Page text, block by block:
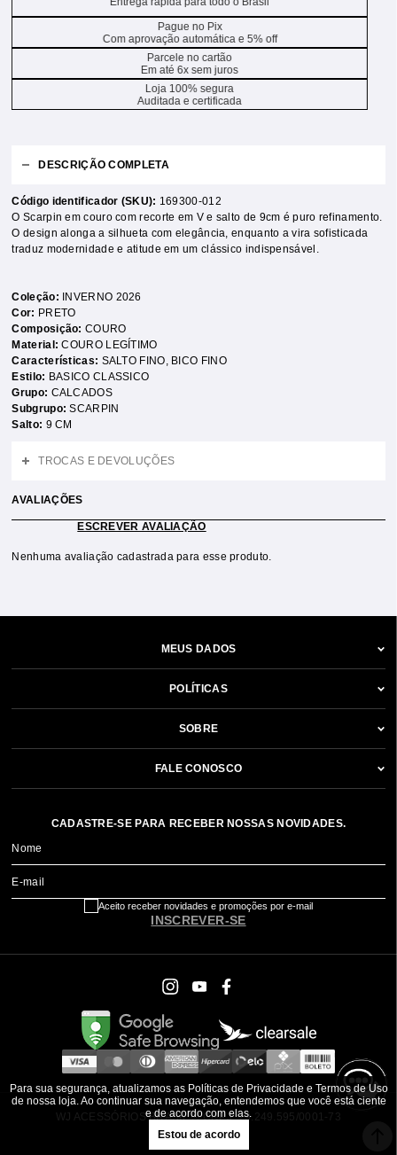
Pague no Pix
Com aprovação automática e 5% off
Parcele no cartão
Em até 6x sem juros
Loja 100% segura
Auditada e certificada
DESCRIÇÃO COMPLETA
Código identificador (SKU): 169300-012
O Scarpin em couro com recorte em V e salto de 9cm é puro refinamento.
O design alonga a silhueta com elegância, enquanto a vira sofisticada
traduz modernidade e atitude em um clássico indispensável.
Coleção:
INVERNO 2026
Cor: PRETO
Composição:COURO
Material:COURO LEGÍTIMO
Características: SALTO FINO, BICO FINO
Estilo: BASICO CLASSICO
Grupo: CALCADOS
Subgrupo:SCARPIN
Salto: 9 CM
TROCAS E DEVOLUÇÕES
AVALIAÇÕES
ESCREVER AVALIAÇÃO
Nenhuma avaliação cadastrada para esse produto.
MEUS DADOS
POLÍTICAS
SOBRE
FALE CONOSCO
CADASTRE-SE PARA RECEBER NOSSAS NOVIDADES.
Nome
E-mail
INSCREVER-SE
Aceito receber novidades e promoções por e-mail
WJ ACESSÓRIOS BRASIL ® CNPJ: 79.249.595/0001-73
Para sua segurança, atualizamos as Políticas de Privacidade e Termos de Uso
de nossa loja. Ao continuar sua navegação, entendemos que você está ciente
e de acordo com elas.
Estou de acordo